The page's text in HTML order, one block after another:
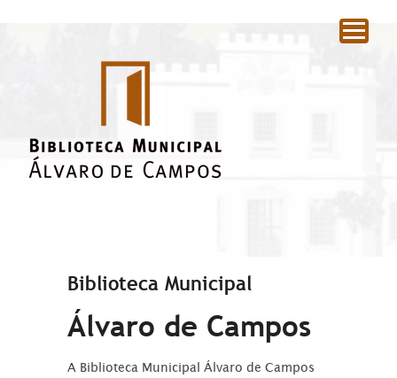
Biblioteca Municipal
Álvaro de Campos
A Biblioteca Municipal Álvaro de Campos